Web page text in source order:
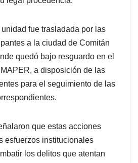
fue trasladada por las
a la ciudad de Comitán
quedó bajo resguardo en el
a disposición de las
para el seguimiento de las
que estas acciones
esfuerzos institucionales
los delitos que atentan